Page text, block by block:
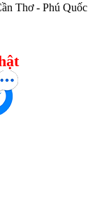
Thơ - Phú Quốc